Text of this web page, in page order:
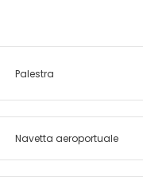
Palestra
Navetta aeroportuale